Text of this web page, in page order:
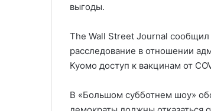
выгоды.
The Wall Street Journal сообщил
расследование в отношении
Куомо доступ к вакцинам от
В «Большом субботнем шоу»